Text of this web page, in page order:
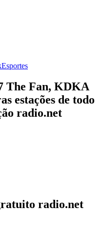
Esportes
The Fan, KDKA
estações de todo
radio.net
radio.net